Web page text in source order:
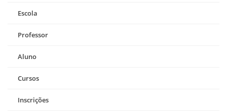
Escola
Professor
Aluno
Cursos
Inscrições